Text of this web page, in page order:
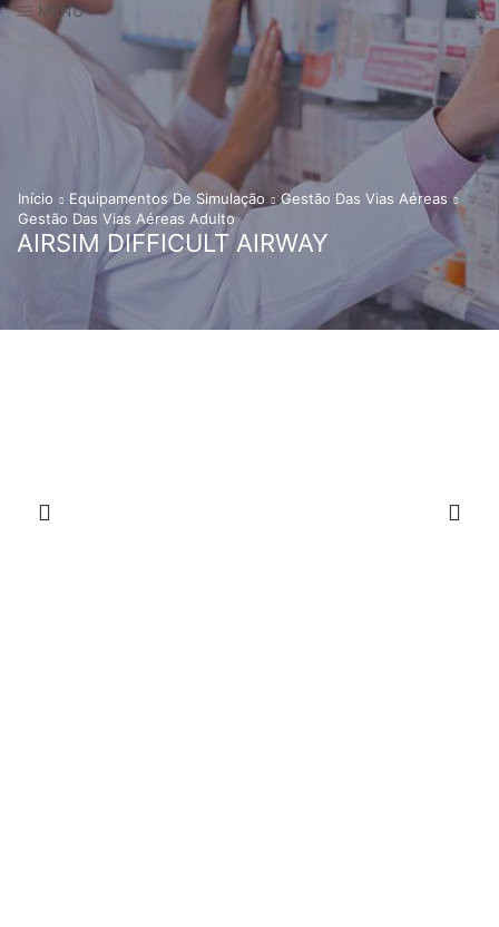
MENU
Início Equipamentos De Simulação
Gestão Das Vias Aéreas
Gestão Das Vias Aéreas Adulto
AIRSIM DIFFICULT AIRWAY